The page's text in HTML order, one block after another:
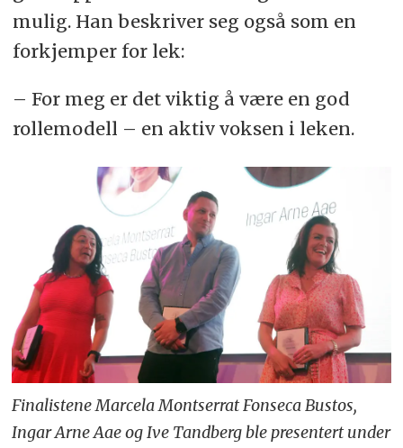
mulig. Han beskriver seg også som en
forkjemper for lek:
– For meg er det viktig å være en god
rollemodell – en aktiv voksen i leken.
Finalistene Marcela Montserrat Fonseca Bustos,
Ingar Arne Aae og Ive Tandberg ble presentert under